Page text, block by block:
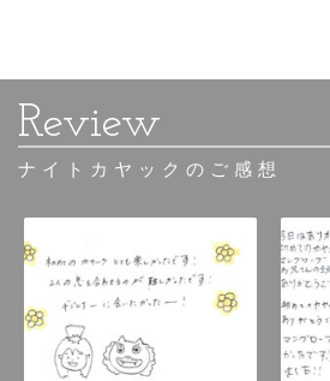
ナイトカヤックのご感想